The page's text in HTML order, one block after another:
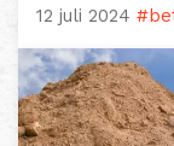
12 juli 2024